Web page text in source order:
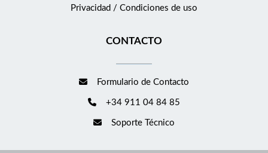
Privacidad / Condiciones de uso
CONTACTO
Formulario de Contacto
+34 911 04 84 85
Soporte Técnico